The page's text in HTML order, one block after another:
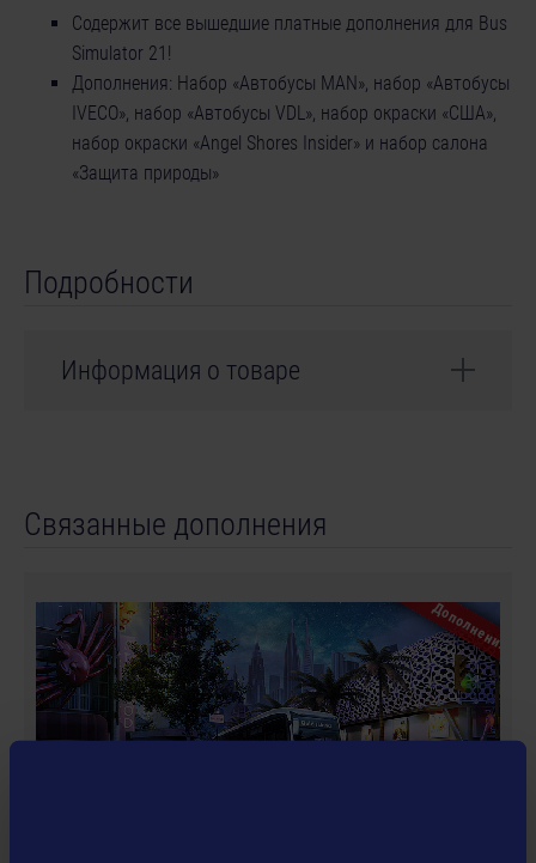
Содержит все вышедшие платные дополнения для Bus
Simulator 21!
Дополнения: Набор «Автобусы MAN», набор «Автобусы
IVECO», набор «Автобусы VDL», набор окраски «США»,
набор окраски «Angel Shores Insider» и набор салона
«Защита природы»
Подробности
Информация о товаре
Связанные дополнения
Дополнения